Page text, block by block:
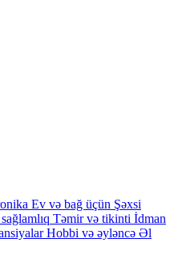
Ev və bağ üçün Şəxsi
Təmir və tikinti İdman
Hobbi və əyləncə Əl